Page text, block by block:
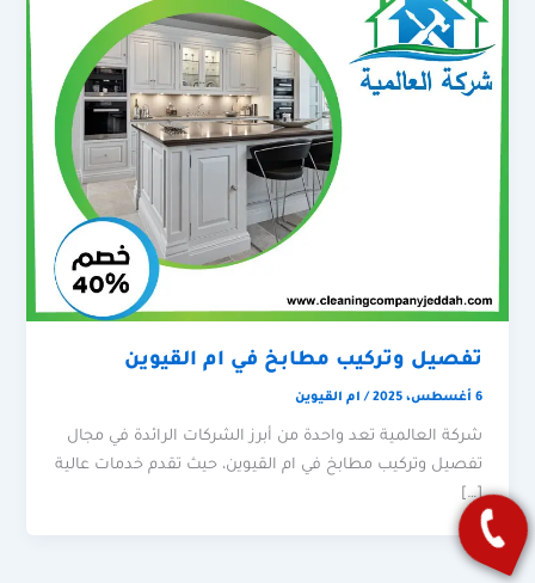
تفصيل وتركيب مطابخ في ام القيوين
6 أغسطس، 2025 / ام القيوين
شركة العالمية تعد واحدة من أبرز الشركات الرائدة في مجال
تفصيل وتركيب مطابخ في ام القيوين، حيث تقدم خدمات عالية
[…]